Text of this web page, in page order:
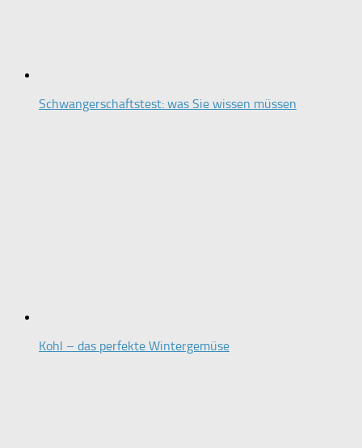
Schwangerschaftstest: was Sie wissen müssen
Kohl – das perfekte Wintergemüse